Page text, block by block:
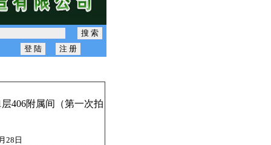
406附属间（第一次拍
28日